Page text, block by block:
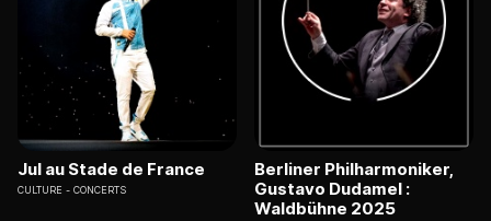
Jul au Stade de France
CULTURE CONCERTS
Berliner Philharmoniker,
Gustavo Dudamel :
Waldbühne 2025